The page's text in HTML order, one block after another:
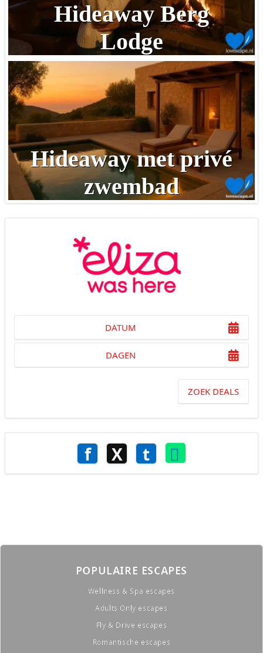
Hideaway Berg
Lodge
Hideaway met privé
zwembad
DATUM
DAGEN
ZOEK DEALS
f X t
POPULAIRE ESCAPES
Wellness & Spa escapes
Adults Only escapes
Fly & Drive escapes
Romantische escapes